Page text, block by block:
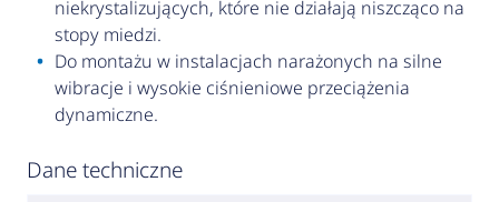
niekrystalizujących, które nie działają niszcząco na
stopy miedzi.
Do montażu w instalacjach narażonych na silne
wibracje i wysokie ciśnieniowe przeciążenia
dynamiczne.
Dane techniczne